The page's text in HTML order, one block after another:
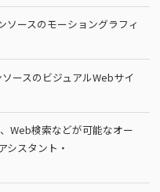
ソースのモーショングラフィ
ースのビジュアルWebサイ
Web検索などが可能なオー
シスタント・